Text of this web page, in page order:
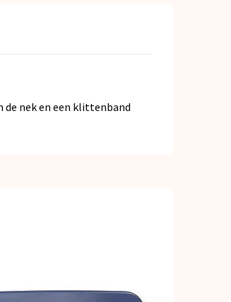
de nek en een klittenband